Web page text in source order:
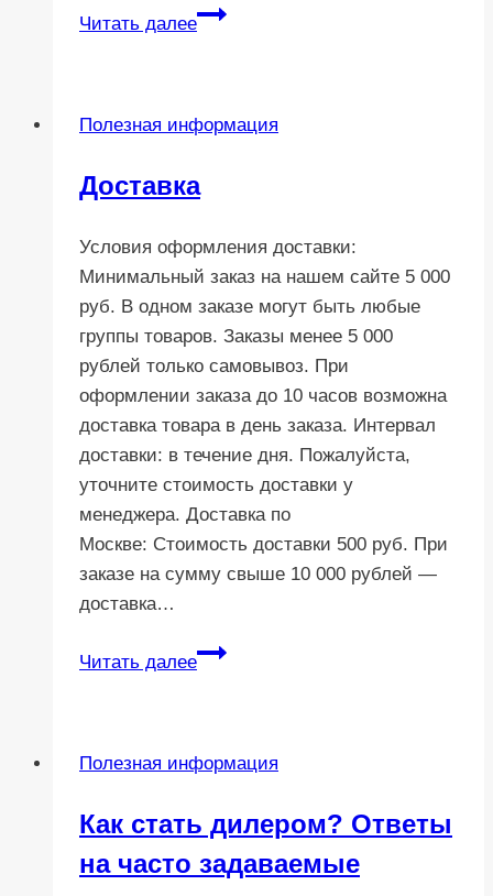
Читать далее
Сравнение
поможет
сравнить
Полезная информация
Доставка
Условия оформления доставки:
Минимальный заказ на нашем сайте 5 000
руб. В одном заказе могут быть любые
группы товаров. Заказы менее 5 000
рублей только самовывоз. При
оформлении заказа до 10 часов возможна
доставка товара в день заказа. Интервал
доставки: в течение дня. Пожалуйста,
уточните стоимость доставки у
менеджера. Доставка по
Москве: Стоимость доставки 500 руб. При
заказе на сумму свыше 10 000 рублей —
доставка…
Читать далее
Доставка
Полезная информация
Как стать дилером? Ответы
на часто задаваемые